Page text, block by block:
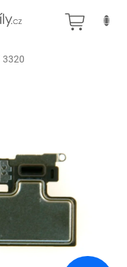
3320